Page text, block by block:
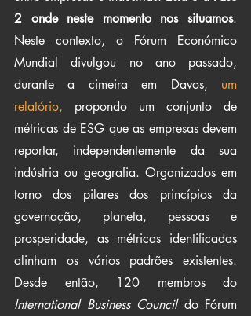
2 onde neste momento nos situamos.
Neste contexto, o Fórum Económico
Mundial divulgou no ano passado,
durante a cimeira em Davos, um
relatório, propondo um conjunto de
métricas de ESG que as empresas devem
reportar, independentemente da sua
indústria ou geografia. Organizados em
torno dos pilares dos princípios da
governação, planeta, pessoas e
prosperidade, as métricas identificadas
alinham os vários padrões existentes.
International Business Council do Fórum